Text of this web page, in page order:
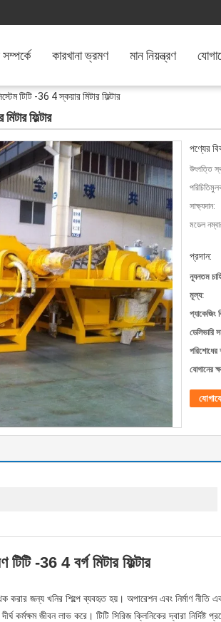
কারখানা ভ্রমণ মান নিয়ন্ত্রণ
টিটি -36 4 স্কয়ার মিটার ফিল্টার
ফিল্টার
পণ্যের
উৎপত্তি
সাক্ষ্যদান:
মডেল
প্রদান:
ন্যূনতম
মূল্য:
প্যাকেজিং
ডেলিভারি
পরিশোধের
যোগানের
-36 4 বর্গ মিটার ফিল্টার
করার জন্য খনির শিল্পে ব্যবহৃত হয়। অপারেশন এবং নির্মাণ নীতি
কর্মক্ষম জীবন লাভ করে। টিটি সিরিজ ক্লিনিকের দ্বারা নির্দিষ্ট